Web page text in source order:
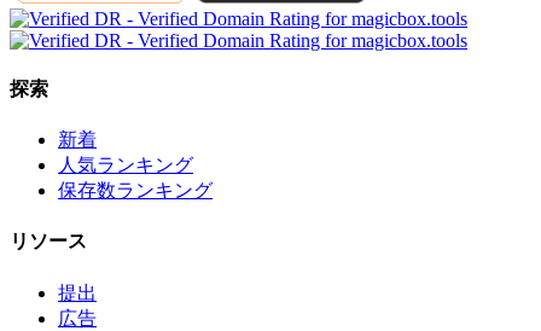
探索
新着
人気ランキング
保存数ランキング
リソース
提出
広告